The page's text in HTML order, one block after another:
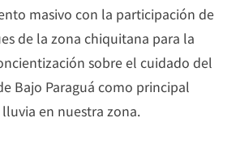
masivo con la participación de
de la zona chiquitana para la
sobre el cuidado del
Bajo Paraguá como principal
en nuestra zona.